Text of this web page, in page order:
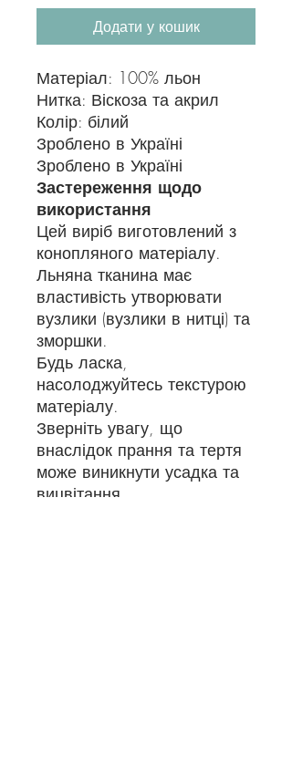
Додати у кошик
Матеріал: 100% льон
Нитка: Віскоза та акрил
Колір: білий
Зроблено в Україні
Зроблено в Україні
Застереження щодо
використання
Цей виріб виготовлений з
конопляного матеріалу.
Льняна тканина має
властивість утворювати
вузлики (вузлики в нитці) та
зморшки.
Будь ласка,
насолоджуйтесь текстурою
матеріалу.
Зверніть увагу, що
внаслідок прання та тертя
може виникнути усадка та
вицвітання.